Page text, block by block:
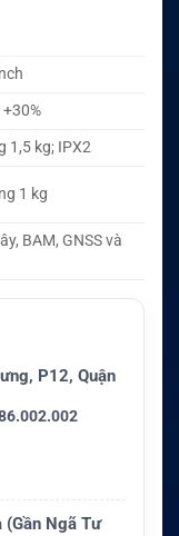
1,5 kg; IPX2
1 kg
BAM, GNSS và
P12, Quận
Ngã Tư